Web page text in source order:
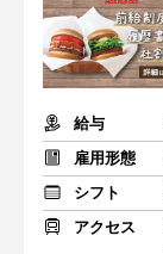
給与
雇用形態
シフト
アクセス